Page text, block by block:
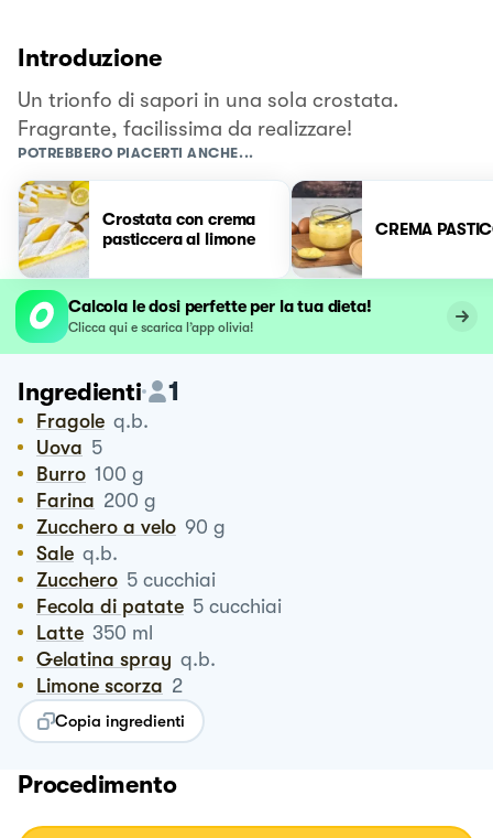
Introduzione
Un trionfo di sapori in una sola crostata.
Fragrante, facilissima da realizzare!
POTREBBERO PIACERTI ANCHE...
Crostata con crema
pasticcera al limone
CREMA
Calcola le dosi perfette per la tua dieta!
Clicca qui e scarica l’app olivia!
Ingredienti 1
Fragole q.b.
Uova 5
Burro 100 g
Farina 200 g
Zucchero a velo 90 g
Sale q.b.
Zucchero 5 cucchiai
Fecola di patate 5 cucchiai
Latte 350 ml
Gelatina spray q.b.
Limone scorza 2
Copia ingredienti
Procedimento